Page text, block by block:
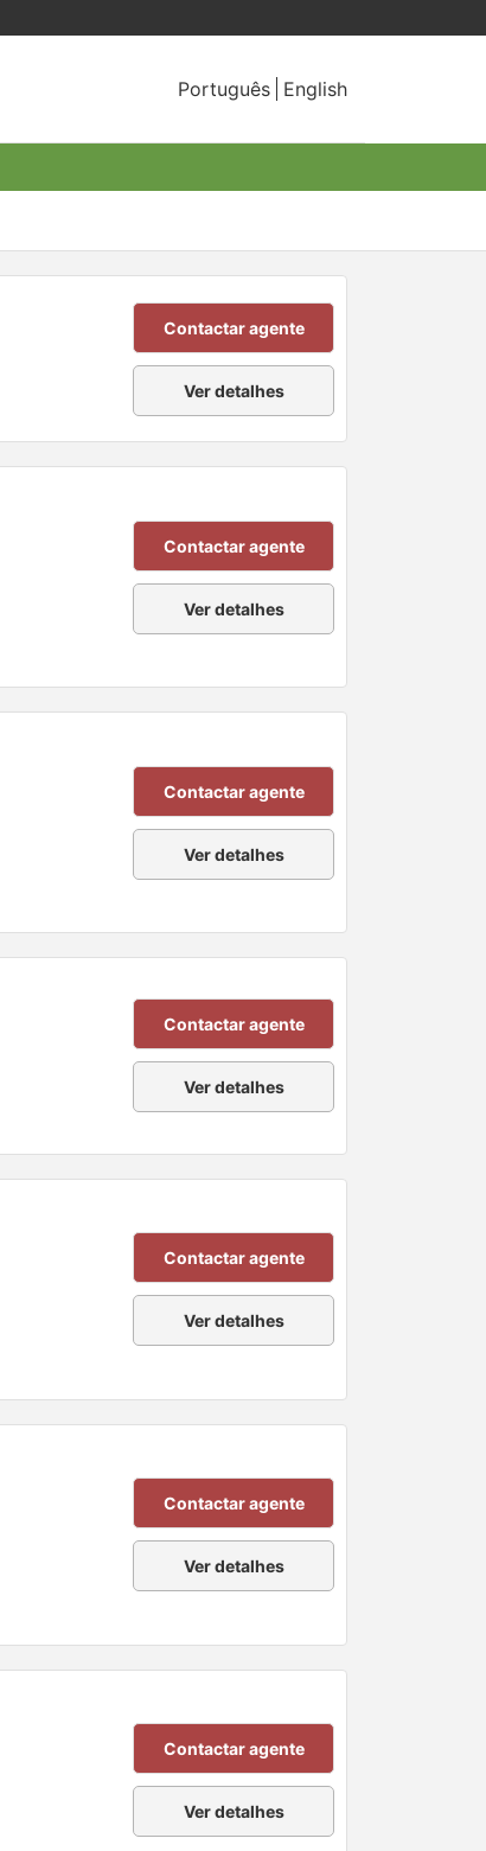
Português English
Contactar agente
Ver detalhes
Contactar agente
Ver detalhes
Contactar agente
Ver detalhes
Contactar agente
Ver detalhes
Contactar agente
Ver detalhes
Contactar agente
Ver detalhes
Contactar agente
Ver detalhes